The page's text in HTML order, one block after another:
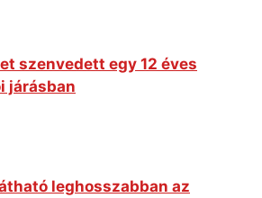
szenvedett egy 12 éves
járásban
leghosszabban az